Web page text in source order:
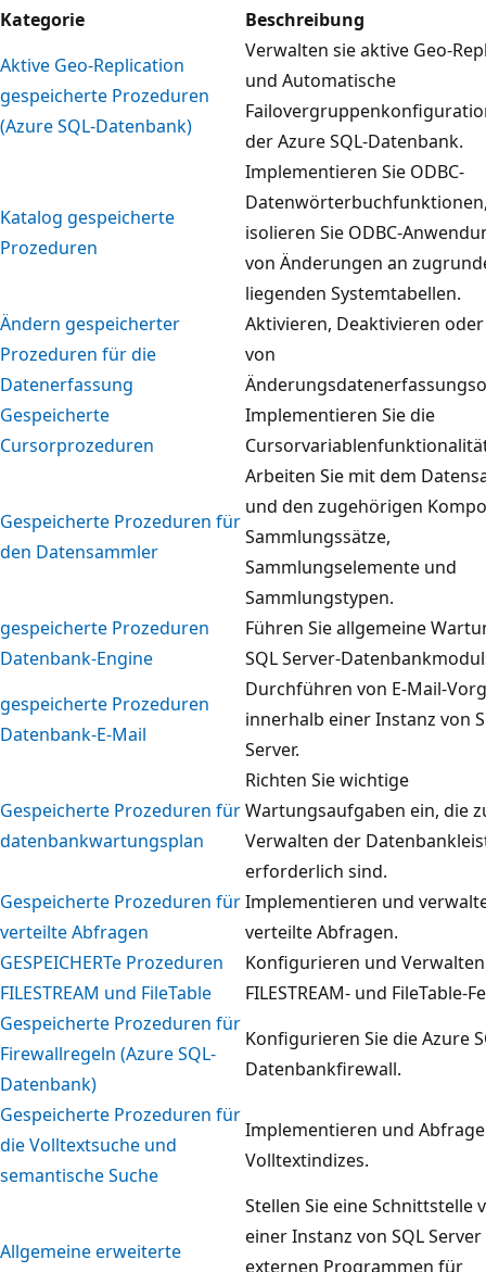
Kategorie
Beschreibung
Aktive Geo-Replication
gespeicherte Prozeduren
(Azure SQL-Datenbank)
Verwalten sie aktive Geo-
und Automatische
der Azure SQL-Datenbank.
Katalog gespeicherte
Prozeduren
Implementieren Sie ODBC-
isolieren Sie ODBC-
von Änderungen an
liegenden Systemtabellen.
Ändern gespeicherter
Prozeduren für die
Datenerfassung
Aktivieren, Deaktivieren
von
Gespeicherte
Cursorprozeduren
Implementieren Sie die
Gespeicherte Prozeduren für
den Datensammler
Arbeiten Sie mit dem
und den zugehörigen
Sammlungssätze,
Sammlungselemente und
Sammlungstypen.
gespeicherte Prozeduren
Datenbank-Engine
Führen Sie allgemeine
SQL Server-
gespeicherte Prozeduren
Datenbank-E-Mail
Durchführen von E-Mail-
innerhalb einer Instanz von
Server.
Gespeicherte Prozeduren für
datenbankwartungsplan
Richten Sie wichtige
Wartungsaufgaben ein, die
Verwalten der
erforderlich sind.
Gespeicherte Prozeduren für
verteilte Abfragen
Implementieren und
verteilte Abfragen.
GESPEICHERTe Prozeduren
FILESTREAM und FileTable
Konfigurieren und
FILESTREAM- und FileTable-
Gespeicherte Prozeduren für
Firewallregeln (Azure SQL-
Datenbank)
Konfigurieren Sie die Azure
Datenbankfirewall.
Gespeicherte Prozeduren für
die Volltextsuche und
semantische Suche
Implementieren und
Volltextindizes.
Allgemeine erweiterte
Stellen Sie eine Schnittstelle
einer Instanz von SQL Server
externen Programmen für